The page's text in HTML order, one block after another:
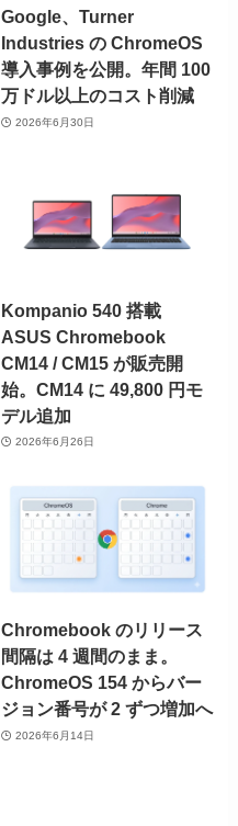
Google、Turner
Industries の ChromeOS
導入事例を公開。年間 100
万ドル以上のコスト削減
2026年6月30日
Kompanio 540 搭載
ASUS Chromebook
CM14 / CM15 が販売開
始。CM14 に 49,800 円モ
デル追加
2026年6月26日
Chromebook のリリース
間隔は 4 週間のまま。
ChromeOS 154 からバー
ジョン番号が 2 ずつ増加へ
2026年6月14日